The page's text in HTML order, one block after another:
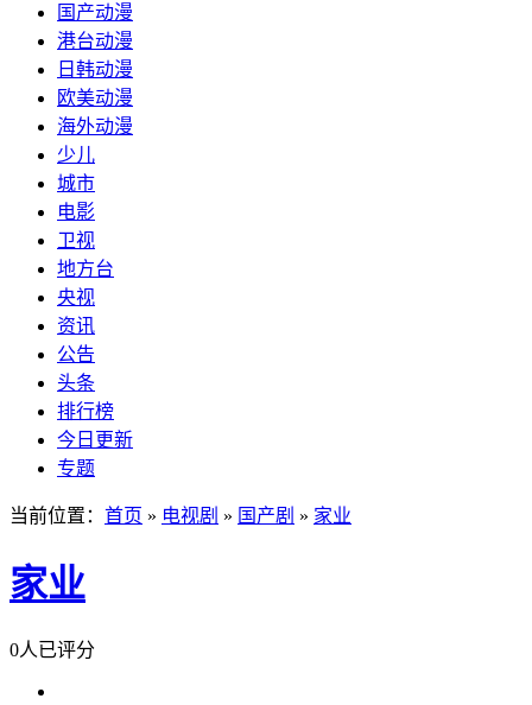
国产动漫
港台动漫
日韩动漫
欧美动漫
海外动漫
少儿
城市
电影
卫视
地方台
央视
资讯
公告
头条
排行榜
今日更新
专题
当前位置： 首页 » 电视剧 » 国产剧 » 家业
家业
0人已评分